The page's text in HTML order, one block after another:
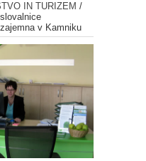
IN TURIZEM /
v Kamniku